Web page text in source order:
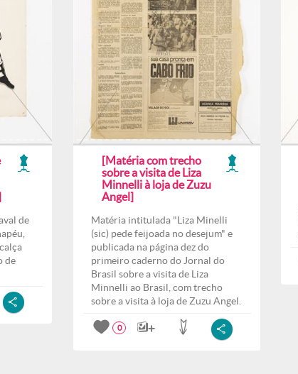
de
de
[Matéria com trecho
sobre a visita de Liza
Minnelli à loja de Zuzu
Angel]
Matéria intitulada "Liza Minelli
(sic) pede feijoada no desejum" e
publicada na página dez do
primeiro caderno do Jornal do
Brasil sobre a visita de Liza
Minnelli ao Brasil, com trecho
sobre a visita à loja de Zuzu Angel.
0